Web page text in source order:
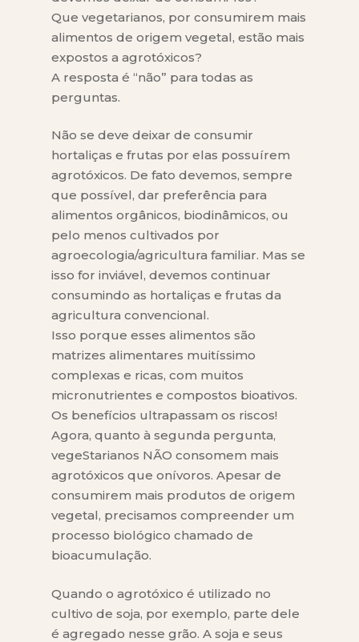
Que vegetarianos, por consumirem mais
alimentos de origem vegetal, estão mais
expostos a agrotóxicos?
A resposta é “não” para todas as
perguntas.
Não se deve deixar de consumir
hortaliças e frutas por elas possuírem
agrotóxicos. De fato devemos, sempre
que possível, dar preferência para
alimentos orgânicos, biodinâmicos, ou
pelo menos cultivados por
agroecologia/agricultura familiar. Mas se
isso for inviável, devemos continuar
consumindo as hortaliças e frutas da
agricultura convencional.
Isso porque esses alimentos são
matrizes alimentares muitíssimo
complexas e ricas, com muitos
micronutrientes e compostos bioativos.
Os benefícios ultrapassam os riscos!
Agora, quanto à segunda pergunta,
vegeStarianos NÃO consomem mais
agrotóxicos que onívoros. Apesar de
consumirem mais produtos de origem
vegetal, precisamos compreender um
processo biológico chamado de
bioacumulação.
Quando o agrotóxico é utilizado no
cultivo de soja, por exemplo, parte dele
é agregado nesse grão. A soja e seus